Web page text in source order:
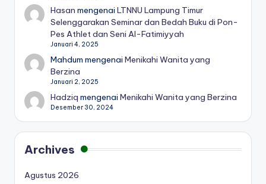
Hasan mengenaiLTNNU Lampung Timur
Selenggarakan Seminar dan Bedah Buku di Pon-
Pes Athlet dan Seni Al-Fatimiyyah
Januari 4, 2025
Mahdum mengenaiMenikahi Wanita yang
Berzina
Januari 2, 2025
Hadziq mengenaiMenikahi Wanita yang Berzina
Desember 30, 2024
Archives
Agustus 2026